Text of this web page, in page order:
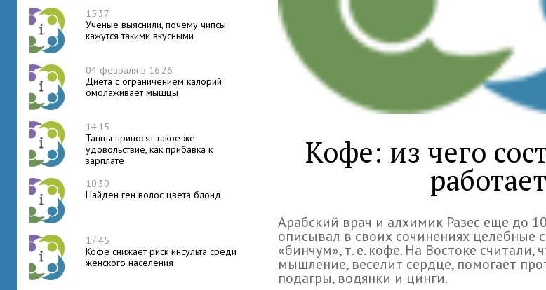
15:37
Ученые выяснили, почему чипсы
кажутся такими вкусными
04 февраля в 16:26
Диета с ограничением калорий
омолаживает мышцы
14:15
Танцы приносят такое же
удовольствие, как прибавка к
зарплате
10:30
Найден ген волос цвета блонд
17:45
Кофе снижает риск инсульта среди
женского населения
Кофе: из чего
работает
Арабский врач и алхимик Разес еще до
описывал в своих сочинениях целебные
«бинчум», т. е. кофе. На Востоке считали,
мышление, веселит сердце, помогает
подагры, водянки и цинги.